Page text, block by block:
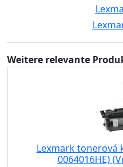
Weitere relevante
Lexmark tonerová
0064016HE)